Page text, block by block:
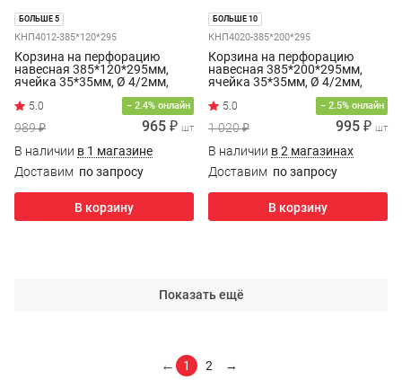
БОЛЬШЕ 5
КНП4012-385*120*295
Корзина на перфорацию
навесная 385*120*295мм,
ячейка 35*35мм, Ø 4/2мм,
− 2.4% онлайн
989 ₽ 965 ₽ шт
В наличии в 1 магазине
Доставим по запросу
В корзину
БОЛЬШЕ 10
КНП4020-385*200*295
Корзина на перфорацию
навесная 385*200*295мм,
ячейка 35*35мм, Ø 4/2мм,
− 2.5% онлайн
1 020 ₽ 995 ₽ шт
В наличии в 2 магазинах
Доставим по запросу
В корзину
Показать ещё
← 1 2 →